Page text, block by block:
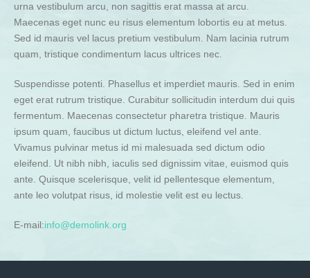
urna vestibulum arcu, non sagittis erat massa at arcu.
Maecenas eget nunc eu risus elementum lobortis eu at metus.
Sed id mauris vel lacus pretium vestibulum. Nam lacinia rutrum
quam, tristique condimentum lacus ultrices nec.
Suspendisse potenti. Phasellus et imperdiet mauris. Sed in enim
eget erat rutrum tristique. Curabitur sollicitudin interdum dui quis
fermentum. Maecenas consectetur pharetra tristique. Mauris
ipsum quam, faucibus ut dictum luctus, eleifend vel ante.
Vivamus pulvinar metus id mi malesuada sed dictum odio
eleifend. Ut nibh nibh, iaculis sed dignissim vitae, euismod quis
ante. Quisque scelerisque, velit id pellentesque elementum,
ante leo volutpat risus, id molestie velit est eu lectus.
E-mail:info@demolink.org